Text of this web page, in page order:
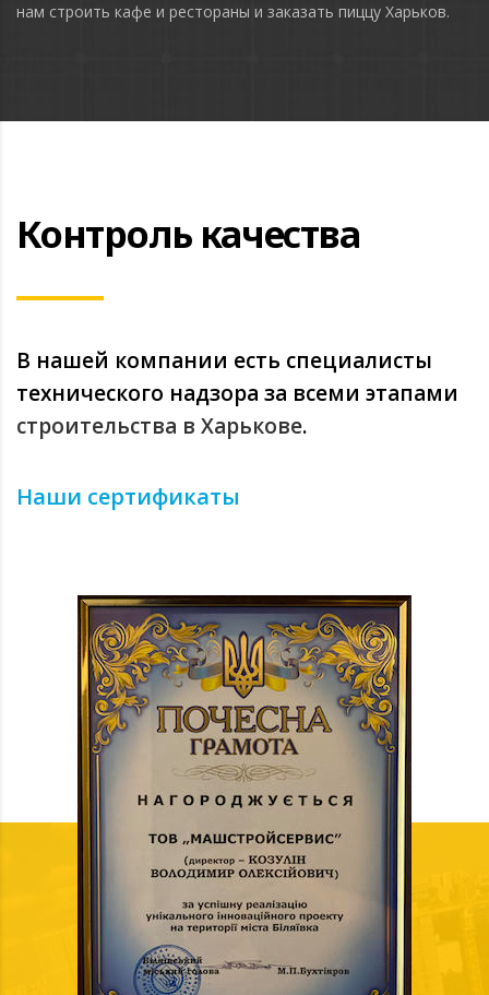
нам строить кафе и рестораны и заказать пиццу Харьков.
Контроль качества
В нашей компании есть специалисты
технического надзора за всеми этапами
строительства в Харькове.
Наши сертификаты